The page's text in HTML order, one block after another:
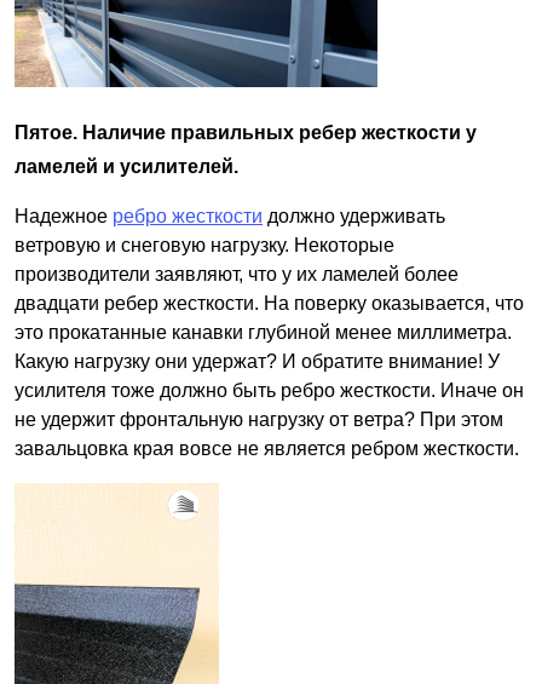
Пятое. Наличие правильных ребер жесткости у
ламелей и усилителей.
Надежное ребро жесткости должно удерживать
ветровую и снеговую нагрузку. Некоторые
производители заявляют, что у их ламелей более
двадцати ребер жесткости. На поверку оказывается, что
это прокатанные канавки глубиной менее миллиметра.
Какую нагрузку они удержат? И обратите внимание! У
усилителя тоже должно быть ребро жесткости. Иначе он
не удержит фронтальную нагрузку от ветра? При этом
завальцовка края вовсе не является ребром жесткости.